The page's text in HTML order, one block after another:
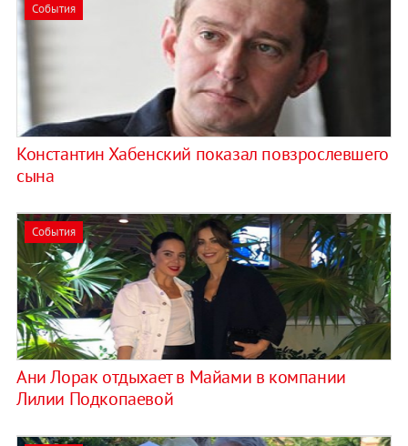
События
Константин Хабенский показал повзрослевшего
сына
События
Ани Лорак отдыхает в Майами в компании
Лилии Подкопаевой